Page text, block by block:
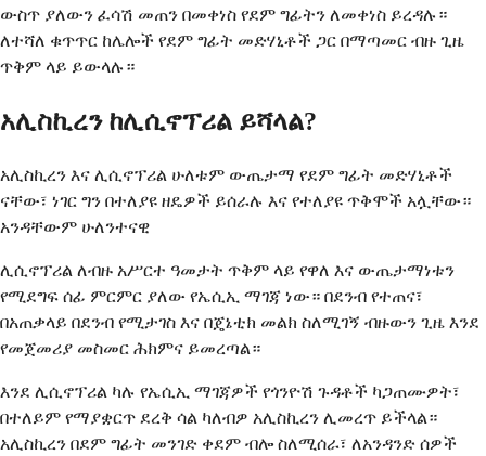
ውስጥ ያለውን ፈሳሽ መጠን በመቀነስ የደም ግፊትን ለመቀነስ ይረዳሉ።
ለተሻለ ቁጥጥር ከሌሎች የደም ግፊት መድሃኒቶች ጋር በማጣመር ብዙ ጊዜ
ጥቅም ላይ ይውላሉ።
አሊስኪረን ከሊሲኖፕሪል ይሻላል?
አሊስኪረን እና ሊሲኖፕሪል ሁለቱም ውጤታማ የደም ግፊት መድሃኒቶች
ናቸው፣ ነገር ግን በተለያዩ ዘዴዎች ይሰራሉ ​​እና የተለያዩ ጥቅሞች አሏቸው።
አንዳቸውም ሁለንተናዊ
ሊሲኖፕሪል ለብዙ አሥርተ ዓመታት ጥቅም ላይ የዋለ እና ውጤታማነቱን
የሚደግፍ ሰፊ ምርምር ያለው የኤሲኢ ማገጃ ነው። በደንብ የተጠና፣
በአጠቃላይ በደንብ የሚታገስ እና በጄኔቲክ መልክ ስለሚገኝ ብዙውን ጊዜ እንደ
የመጀመሪያ መስመር ሕክምና ይመረጣል።
እንደ ሊሲኖፕሪል ካሉ የኤሲኢ ማገጃዎች የጎንዮሽ ጉዳቶች ካጋጠሙዎት፣
በተለይም የማያቋርጥ ደረቅ ሳል ካለብዎ አሊስኪረን ሊመረጥ ይችላል።
አሊስኪረን በደም ግፊት መንገድ ቀደም ብሎ ስለሚሰራ፣ ለአንዳንድ ሰዎች